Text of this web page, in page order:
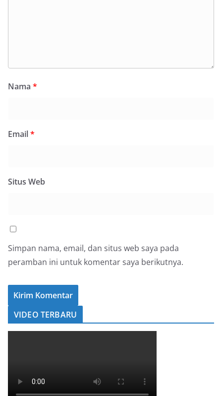
Nama *
Email*
Situs Web
Simpan nama, email, dan situs web saya pada
peramban ini untuk komentar saya berikutnya.
VIDEO TERBARU